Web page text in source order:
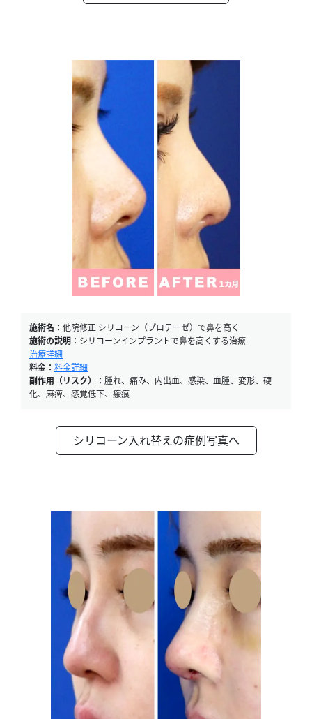
施術名： 他院修正 シリコーン（プロテーゼ）で鼻を高く
施術の説明： シリコーンインプラントで鼻を高くする治療
治療詳細
料金： 料金詳細
副作用（リスク）： 腫れ、痛み、内出血、感染、血腫、変形、硬
化、麻痺、感覚低下、瘢痕
シリコーン入れ替えの症例写真へ